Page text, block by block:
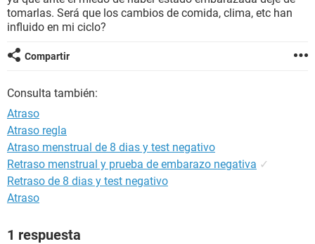
tomarlas. Será que los cambios de comida, clima, etc han
influido en mi ciclo?
Compartir
Consulta también:
Atraso
Atraso regla
Atraso menstrual de 8 dias y test negativo
Retraso menstrual y prueba de embarazo negativa ✓
Retraso de 8 dias y test negativo
Atraso
1 respuesta